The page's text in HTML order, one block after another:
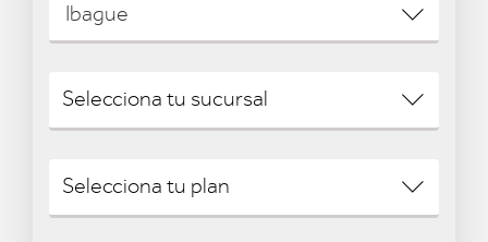
Ibague